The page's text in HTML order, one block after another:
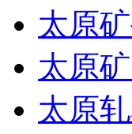
太原
太原
太原